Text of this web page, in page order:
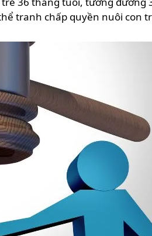
tranh chấp quyền nuôi con